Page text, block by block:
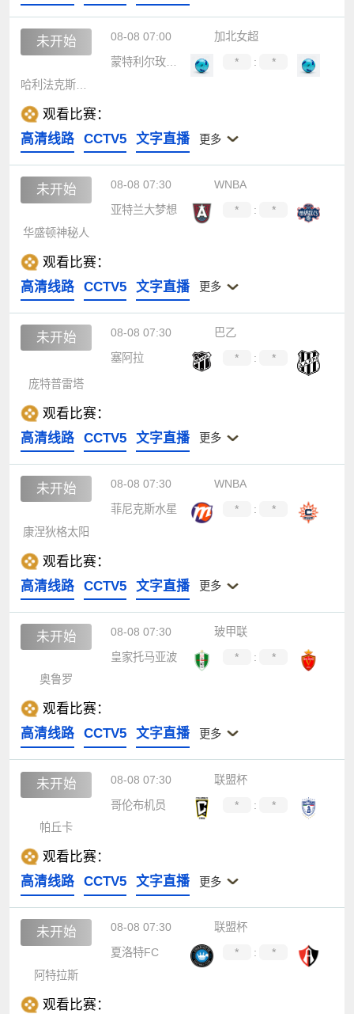
未开始 08-08 07:00
加北女超
蒙特利尔玫瑰女足
* :
*
观看比赛：
高清线路
CCTV5 文字直播 更多
未开始 08-08 07:30
WNBA
亚特兰大梦想
* :
*
华盛顿神秘人
观看比赛：
高清线路
CCTV5 文字直播 更多
未开始 08-08 07:30
巴乙
塞阿拉
* : *
庞特普雷塔
观看比赛：
高清线路
CCTV5 文字直播 更多
未开始 08-08 07:30
WNBA
菲尼克斯水星
* :
*
康涅狄格太阳
观看比赛：
高清线路
CCTV5 文字直播 更多
未开始 08-08 07:30
玻甲联
皇家托马亚波
* :
*
奥鲁罗
观看比赛：
高清线路
CCTV5 文字直播 更多
未开始 08-08 07:30
联盟杯
哥伦布机员
* :
*
帕丘卡
观看比赛：
高清线路
CCTV5 文字直播 更多
未开始 08-08 07:30
联盟杯
夏洛特FC
* :
*
阿特拉斯
观看比赛：